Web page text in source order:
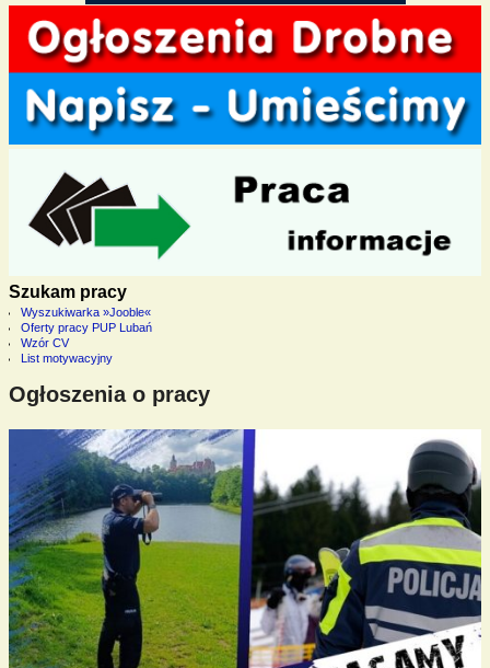
Szukam pracy
Wyszukiwarka »Jooble«
Oferty pracy PUP Lubań
Wzór CV
List motywacyjny
Ogłoszenia o pracy